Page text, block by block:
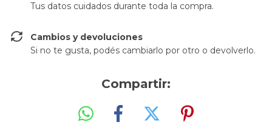
Tus datos cuidados durante toda la compra.
Cambios y devoluciones
Si no te gusta, podés cambiarlo por otro o devolverlo.
Compartir: